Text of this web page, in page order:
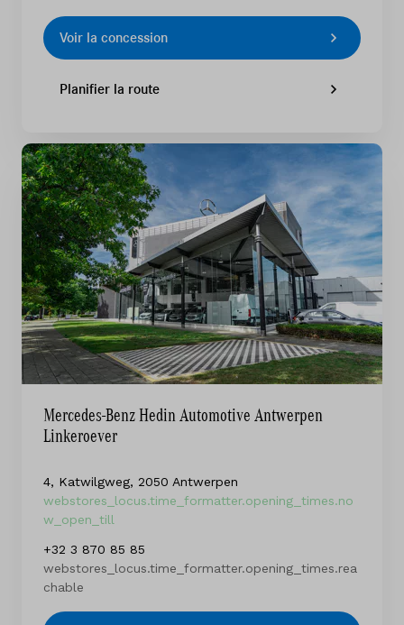
Voir la concession
Planifier la route
Mercedes-Benz Hedin Automotive Antwerpen
Linkeroever
4, Katwilgweg, 2050 Antwerpen
webstores_locus.time_formatter.opening_times.no
w_open_till
+32 3 870 85 85
webstores_locus.time_formatter.opening_times.rea
chable